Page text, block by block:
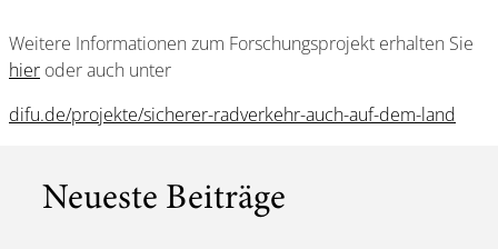
Weitere Informationen zum Forschungsprojekt erhalten Sie
hier oder auch unter
difu.de/projekte/sicherer-radverkehr-auch-auf-dem-land
Neueste Beiträge